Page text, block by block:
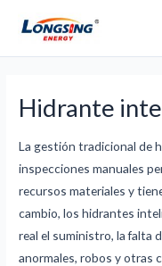
contenido
Hidrante
La gestión tradicional de
inspecciones manuales
recursos materiales y
cambio, los hidrantes
real el suministro, la falta
anormales, robos y otras